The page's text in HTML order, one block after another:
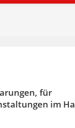
für
im